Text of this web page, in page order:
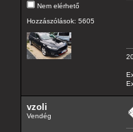
Nem elérhető
Hozzászólások: 5605
vzoli
Vendég